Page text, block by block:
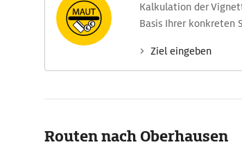
Kalkulation der
Basis Ihrer konkreten
Ziel eingeben
Routen nach Oberhausen